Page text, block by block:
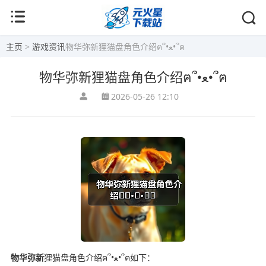
主页 > 游戏资讯 物华弥新狸猫盘角色介绍ฅ՞•ﻌ•՞ฅ
物华弥新狸猫盘角色介绍ฅ՞•ﻌ•՞ฅ
2026-05-26 12:10
物华弥新 狸猫盘角色介绍ฅ՞•ﻌ•՞ฅ如下：